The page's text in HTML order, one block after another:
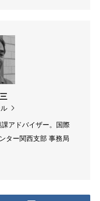
アドバイザー。国際
ター関西支部 事務局